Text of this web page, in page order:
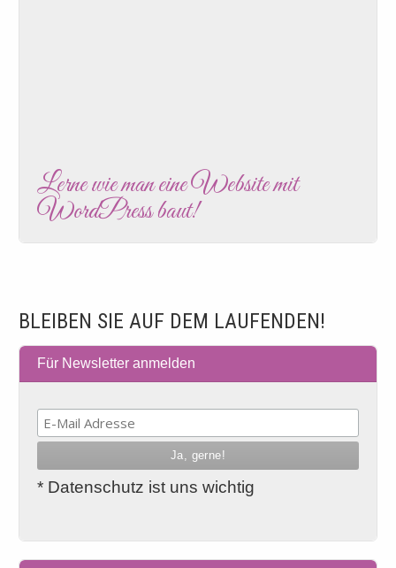
Lerne wie man eine Website mit
WordPress baut!
BLEIBEN SIE AUF DEM LAUFENDEN!
Für Newsletter anmelden
* Datenschutz ist uns wichtig